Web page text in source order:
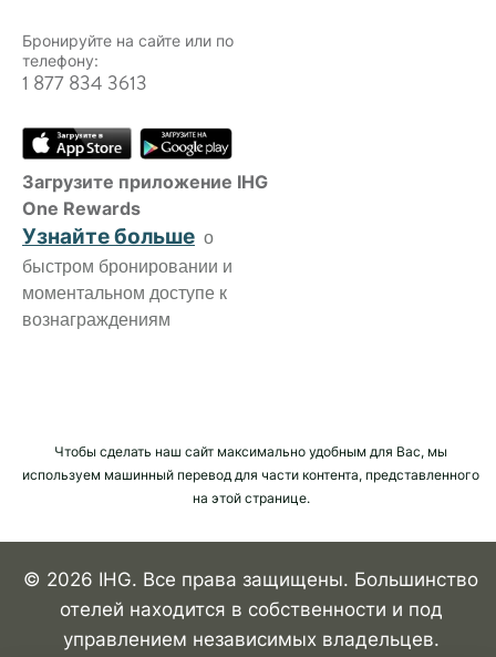
Бронируйте на сайте или по
телефону:
1 877 834 3613
Загрузите приложение IHG
One Rewards
Узнайте больше о
быстром бронировании и
моментальном доступе к
вознаграждениям
Чтобы сделать наш сайт максимально удобным для Вас, мы
используем машинный перевод для части контента, представленного
на этой странице.
© 2026 IHG. Все права защищены. Большинство
отелей находится в собственности и под
управлением независимых владельцев.